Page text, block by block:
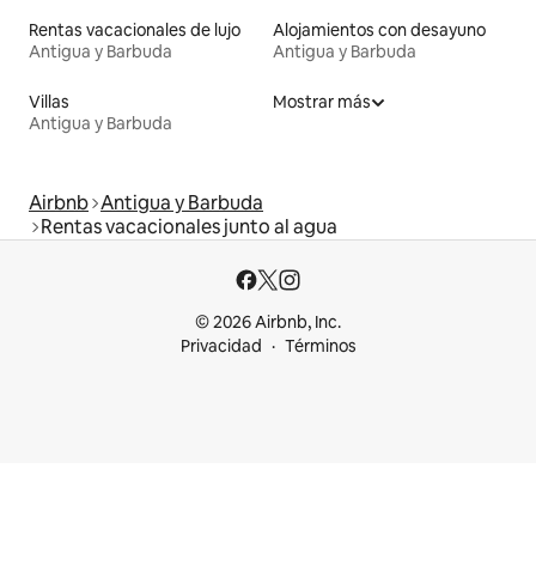
Rentas vacacionales de lujo
Antigua y Barbuda
Alojamientos con desayuno
Antigua y Barbuda
Villas
Antigua y Barbuda
Mostrar más
Airbnb Antigua y Barbuda
Rentas vacacionales junto al agua
© 2026 Airbnb, Inc.
Privacidad
Términos